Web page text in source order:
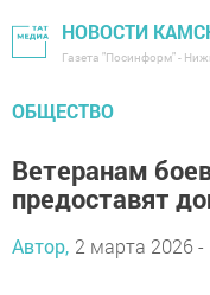
НОВОСТИ
Газета "Посинформ" -
ОБЩЕСТВО
Ветеранам
предоставят
Автор, 2 марта 2026 -